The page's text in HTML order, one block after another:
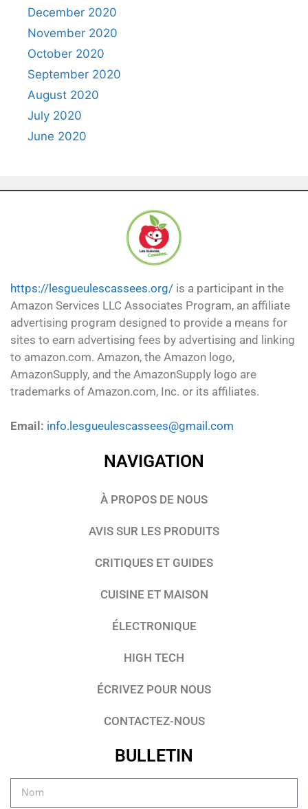
December 2020
November 2020
October 2020
September 2020
August 2020
July 2020
June 2020
https://lesgueulescassees.org/ is a participant in the
Amazon Services LLC Associates Program, an affiliate
advertising program designed to provide a means for
sites to earn advertising fees by advertising and linking
to amazon.com. Amazon, the Amazon logo,
AmazonSupply, and the AmazonSupply logo are
trademarks of Amazon.com, Inc. or its affiliates.
Email: info.lesgueulescassees@gmail.com
NAVIGATION
À PROPOS DE NOUS
AVIS SUR LES PRODUITS
CRITIQUES ET GUIDES
CUISINE ET MAISON
ÉLECTRONIQUE
HIGH TECH
ÉCRIVEZ POUR NOUS
CONTACTEZ-NOUS
BULLETIN